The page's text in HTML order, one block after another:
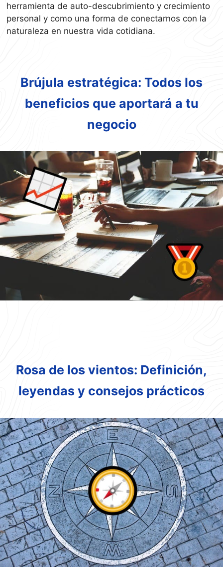
herramienta de auto-descubrimiento y crecimiento
personal y como una forma de conectarnos con la
naturaleza en nuestra vida cotidiana.
Brújula estratégica: Todos los
beneficios que aportará a tu
negocio
Rosa de los vientos: Definición,
leyendas y consejos prácticos